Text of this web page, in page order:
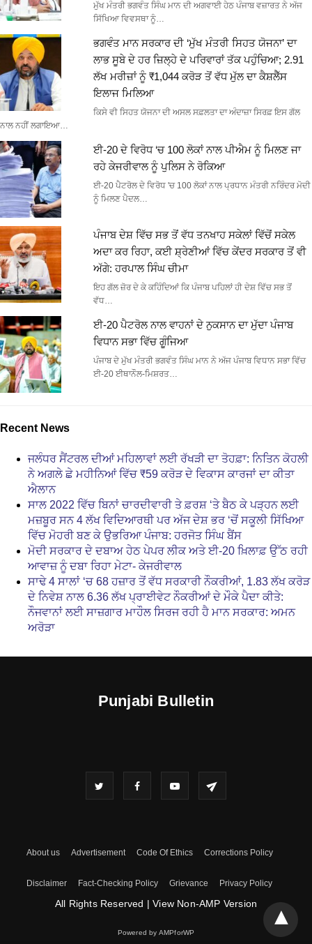
ਮੁੱਖ ਮੰਤਰੀ ਭਗਵੰਤ ਸਿੰਘ ਮਾਨ ਦੀ ਅਗਵਾਈ ਹੇਠ ਪੰਜਾਬ ਵਜ਼ਾਰਤ ਨੇ ਅੱਜ
ਸਿੱਖਿਆ ਵਿਵਸਥਾ ਨੂੰ…
ਭਗਵੰਤ ਮਾਨ ਸਰਕਾਰ ਦੀ ‘ਮੁੱਖ ਮੰਤਰੀ ਸਿਹਤ ਯੋਜਨਾ’ ਦਾ
ਲਾਭ ਸੂਬੇ ਦੇ ਹਰ ਜ਼ਿਲ੍ਹੇ ਦੇ ਪਰਿਵਾਰਾਂ ਤੱਕ ਪਹੁੰਚਿਆ; 2.91
ਲੱਖ ਮਰੀਜ਼ਾਂ ਨੂੰ ₹1,044 ਕਰੋੜ ਤੋਂ ਵੱਧ ਮੁੱਲ ਦਾ ਕੈਸ਼ਲੈੱਸ
ਇਲਾਜ ਮਿਲਿਆ
ਕਿਸੇ ਵੀ ਸਿਹਤ ਯੋਜਨਾ ਦੀ ਅਸਲ ਸਫ਼ਲਤਾ ਦਾ ਅੰਦਾਜ਼ਾ ਸਿਰਫ਼ ਇਸ ਗੱਲ
ਨਾਲ ਨਹੀਂ ਲਗਾਇਆ…
ਈ-20 ਦੇ ਵਿਰੋਧ ‘ਚ 100 ਲੋਕਾਂ ਨਾਲ ਪੀਐਮ ਨੂੰ ਮਿਲਣ ਜਾ
ਰਹੇ ਕੇਜਰੀਵਾਲ ਨੂੰ ਪੁਲਿਸ ਨੇ ਰੋਕਿਆ
ਈ-20 ਪੈਟਰੋਲ ਦੇ ਵਿਰੋਧ 'ਚ 100 ਲੋਕਾਂ ਨਾਲ ਪ੍ਰਧਾਨ ਮੰਤਰੀ ਨਰਿੰਦਰ ਮੋਦੀ
ਨੂੰ ਮਿਲਣ ਪੈਦਲ…
ਪੰਜਾਬ ਦੇਸ਼ ਵਿੱਚ ਸਭ ਤੋਂ ਵੱਧ ਤਨਖਾਹ ਸਕੇਲਾਂ ਵਿੱਚੋਂ ਸਕੇਲ
ਅਦਾ ਕਰ ਰਿਹਾ, ਕਈ ਸ਼੍ਰੇਣੀਆਂ ਵਿੱਚ ਕੇਂਦਰ ਸਰਕਾਰ ਤੋਂ ਵੀ
ਅੱਗੇ: ਹਰਪਾਲ ਸਿੰਘ ਚੀਮਾ
ਇਹ ਗੱਲ ਜ਼ੋਰ ਦੇ ਕੇ ਕਹਿੰਦਿਆਂ ਕਿ ਪੰਜਾਬ ਪਹਿਲਾਂ ਹੀ ਦੇਸ਼ ਵਿੱਚ ਸਭ ਤੋਂ
ਵੱਧ…
ਈ-20 ਪੈਟਰੋਲ ਨਾਲ ਵਾਹਨਾਂ ਦੇ ਨੁਕਸਾਨ ਦਾ ਮੁੱਦਾ ਪੰਜਾਬ
ਵਿਧਾਨ ਸਭਾ ਵਿੱਚ ਗੂੰਜਿਆ
ਪੰਜਾਬ ਦੇ ਮੁੱਖ ਮੰਤਰੀ ਭਗਵੰਤ ਸਿੰਘ ਮਾਨ ਨੇ ਅੱਜ ਪੰਜਾਬ ਵਿਧਾਨ ਸਭਾ ਵਿੱਚ
ਈ-20 ਈਥਾਨੌਲ-ਮਿਸ਼ਰਤ…
Recent News
ਜਲੰਧਰ ਸੈਂਟਰਲ ਦੀਆਂ ਮਹਿਲਾਵਾਂ ਲਈ ਰੱਖੜੀ ਦਾ ਤੋਹਫ਼ਾ: ਨਿਤਿਨ ਕੋਹਲੀ
ਨੇ ਅਗਲੇ ਛੇ ਮਹੀਨਿਆਂ ਵਿੱਚ ₹59 ਕਰੋੜ ਦੇ ਵਿਕਾਸ ਕਾਰਜਾਂ ਦਾ ਕੀਤਾ
ਐਲਾਨ
ਸਾਲ 2022 ਵਿੱਚ ਬਿਨਾਂ ਚਾਰਦੀਵਾਰੀ ਤੇ ਫ਼ਰਸ਼ ‘ਤੇ ਬੈਠ ਕੇ ਪੜ੍ਹਨ ਲਈ
ਮਜ਼ਬੂਰ ਸਨ 4 ਲੱਖ ਵਿਦਿਆਰਥੀ ਪਰ ਅੱਜ ਦੇਸ਼ ਭਰ ‘ਚੋਂ ਸਕੂਲੀ ਸਿੱਖਿਆ
ਵਿੱਚ ਮੋਹਰੀ ਬਣ ਕੇ ਉਭਰਿਆ ਪੰਜਾਬ: ਹਰਜੋਤ ਸਿੰਘ ਬੈਂਸ
ਮੋਦੀ ਸਰਕਾਰ ਦੇ ਦਬਾਅ ਹੇਠ ਪੇਪਰ ਲੀਕ ਅਤੇ ਈ-20 ਖ਼ਿਲਾਫ਼ ਉੱਠ ਰਹੀ
ਆਵਾਜ਼ ਨੂੰ ਦਬਾ ਰਿਹਾ ਮੇਟਾ- ਕੇਜਰੀਵਾਲ
ਸਾਢੇ 4 ਸਾਲਾਂ ‘ਚ 68 ਹਜ਼ਾਰ ਤੋਂ ਵੱਧ ਸਰਕਾਰੀ ਨੌਕਰੀਆਂ, 1.83 ਲੱਖ ਕਰੋੜ
ਦੇ ਨਿਵੇਸ਼ ਨਾਲ 6.36 ਲੱਖ ਪ੍ਰਾਈਵੇਟ ਨੌਕਰੀਆਂ ਦੇ ਮੌਕੇ ਪੈਦਾ ਕੀਤੇ:
ਨੌਜਵਾਨਾਂ ਲਈ ਸਾਜ਼ਗਾਰ ਮਾਹੌਲ ਸਿਰਜ ਰਹੀ ਹੈ ਮਾਨ ਸਰਕਾਰ: ਅਮਨ
ਅਰੋੜਾ
Punjabi Bulletin
About us Advertisement Code Of Ethics Corrections Policy
Disclaimer Fact-Checking Policy Grievance Privacy Policy
All Rights Reserved | View Non-AMP Version
Powered by AMPforWP